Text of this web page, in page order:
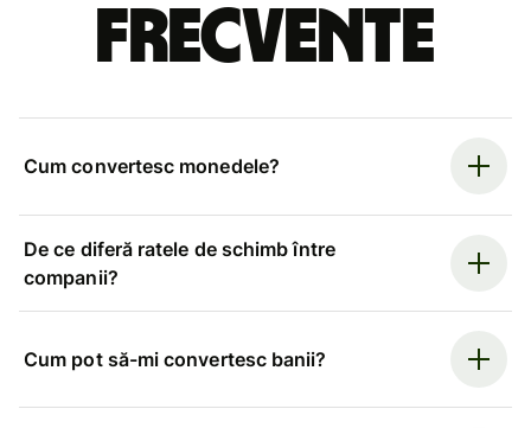
frecvente
Cum convertesc monedele?
De ce diferă ratele de schimb între
companii?
Cum pot să-mi convertesc banii?